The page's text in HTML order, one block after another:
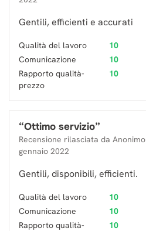
Gentili, efficienti e accurati
Qualità del lavoro
10
Comunicazione
10
Rapporto qualità-
prezzo
10
“Ottimo servizio”
Recensione rilasciata da Anonimo
gennaio 2022
Gentili, disponibili, efficienti.
Qualità del lavoro
10
Comunicazione
10
Rapporto qualità-
10